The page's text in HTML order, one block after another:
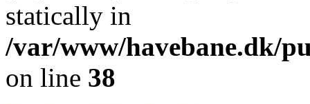
statically in
/var/www/havebane.dk/
on line 38